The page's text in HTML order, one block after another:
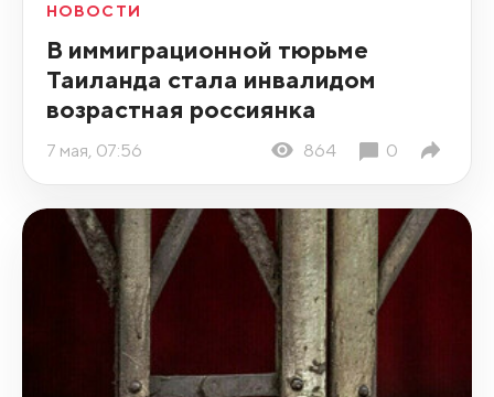
НОВОСТИ
В иммиграционной тюрьме
Таиланда стала инвалидом
возрастная россиянка
7 мая, 07:56 864 0